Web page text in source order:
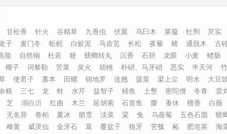
甘松香 针火 谷精草 九香虫 伏翼 乌臼木 莱菔 牡荆 芡实
子 麦门冬 蚯蚓 白蚁泥 马齿苋 长松 蒺藜 楮 通脱木 古
脂 自然铜 杜若 粳 蜣螂转丸 沉香 石胆 龙眼 小麦 鳢肠
椰子 诃黎勒 苦菜 炭火 胡桃 朴硝、马牙硝 恶实 半天河
使君子 藁本 田螺 锦地罗 连翘 菠菜 梁上尘 明水 大豆
粮 三七 龙 蛙 水芹 益智子 鳝鱼 土墼 密陀僧 冬青 雷
芝 溺白沂 红曲 木兰 延胡索 石首鱼 麋 蚤休 檀香 白薇
无名异 卷柏 夏冰 腊雪 淡菜 粱 兔 乌蔹莓 五色石脂 蜣
雌黄 威灵仙 金牙石 葛 覆盆子 狼牙 苦瓠 柘 肥皂荚 海